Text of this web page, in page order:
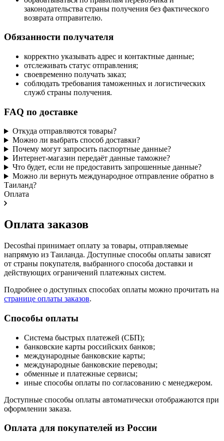
законодательства страны получения без фактического
возврата отправителю.
Обязанности получателя
корректно указывать адрес и контактные данные;
отслеживать статус отправления;
своевременно получать заказ;
соблюдать требования таможенных и логистических
служб страны получения.
FAQ по доставке
Откуда отправляются товары?
Можно ли выбрать способ доставки?
Почему могут запросить паспортные данные?
Интернет-магазин передаёт данные таможне?
Что будет, если не предоставить запрошенные данные?
Можно ли вернуть международное отправление обратно в
Таиланд?
Оплата
Оплата заказов
Decosthai принимает оплату за товары, отправляемые
напрямую из Таиланда. Доступные способы оплаты зависят
от страны покупателя, выбранного способа доставки и
действующих ограничений платежных систем.
Подробнее о доступных способах оплаты можно прочитать на
странице оплаты заказов.
Способы оплаты
Система быстрых платежей (СБП);
банковские карты российских банков;
международные банковские карты;
международные банковские переводы;
обменные и платежные сервисы;
иные способы оплаты по согласованию с менеджером.
Доступные способы оплаты автоматически отображаются при
оформлении заказа.
Оплата для покупателей из России